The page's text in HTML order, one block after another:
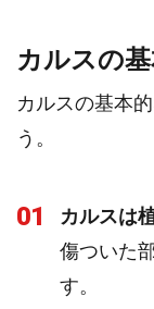
カルスの
カルスの基本
う。
01
カルスは
傷ついた
す。